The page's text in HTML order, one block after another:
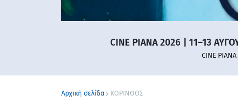
CINE PIANA 2026 | 11–13
CINE
Αρχική σελίδα ΚΟΡΙΝΘΟΣ